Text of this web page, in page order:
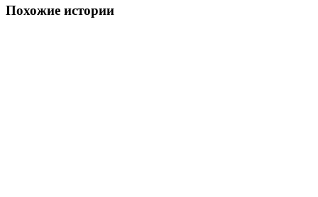
Похожие истории